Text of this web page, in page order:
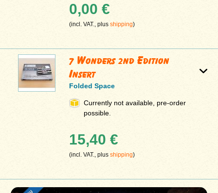
0,00 €
(incl. VAT., plusshipping)
7 Wonders 2nd Edition
Insert
Folded Space
Currently not available, pre-order
possible.
15,40 €
(incl. VAT., plusshipping)